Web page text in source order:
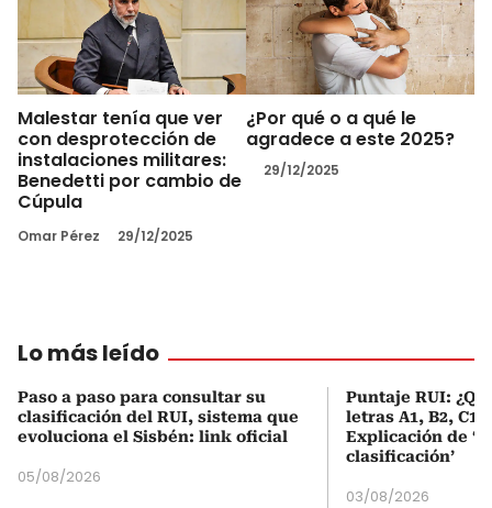
Malestar tenía que ver
con desprotección de
instalaciones militares:
Benedetti por cambio de
Cúpula
Omar Pérez 29/12/2025
¿Por qué o a qué le
agradece a este 2025?
29/12/2025
Lo más leído
Paso a paso para consultar su
clasificación del RUI, sistema que
evoluciona el Sisbén: link oficial
05/08/2026
Puntaje RUI:
letras A1, B2, C1
Explicación de
clasificación’
03/08/2026